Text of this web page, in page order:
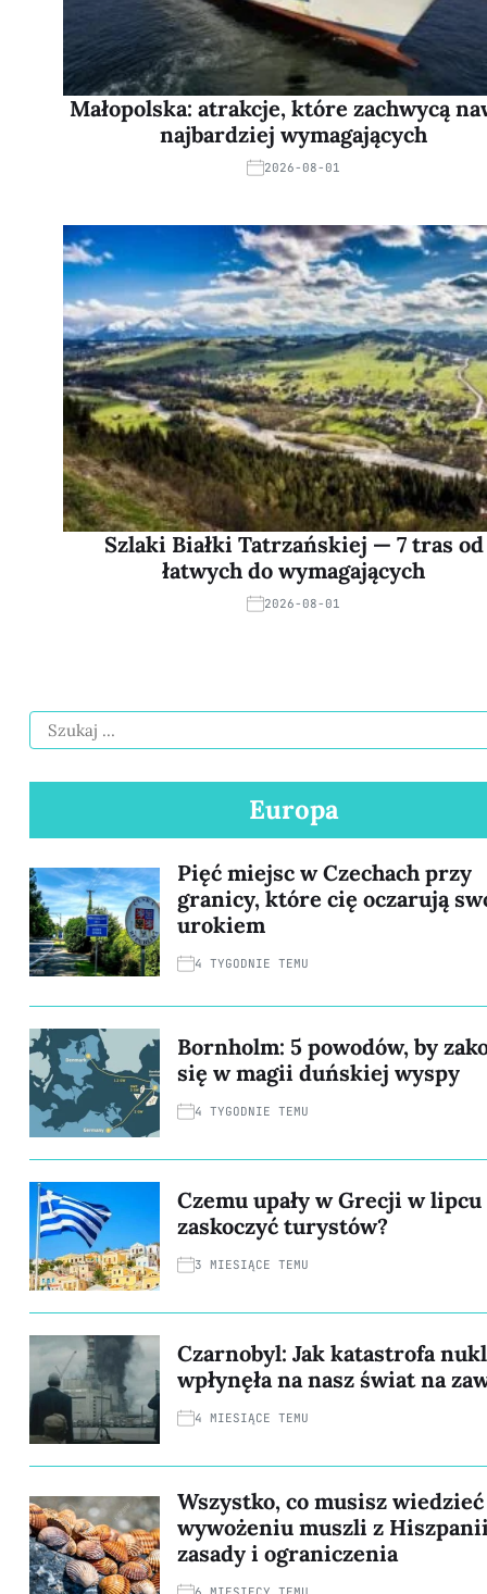
Małopolska: atrakcje, które zachwycą
najbardziej wymagających
2026-08-01
Szlaki Białki Tatrzańskiej — 7 tras od
łatwych do wymagających
2026-08-01
Europa
Pięć miejsc w Czechach przy
granicy, które cię oczarują
urokiem
4 TYGODNIE TEMU
Bornholm: 5 powodów, by
się w magii duńskiej wyspy
4 TYGODNIE TEMU
Czemu upały w Grecji w lipcu
zaskoczyć turystów?
3 MIESIĄCE TEMU
Czarnobyl: Jak katastrofa
wpłynęła na nasz świat na
4 MIESIĄCE TEMU
Wszystko, co musisz wiedzieć
wywożeniu muszli z
zasady i ograniczenia